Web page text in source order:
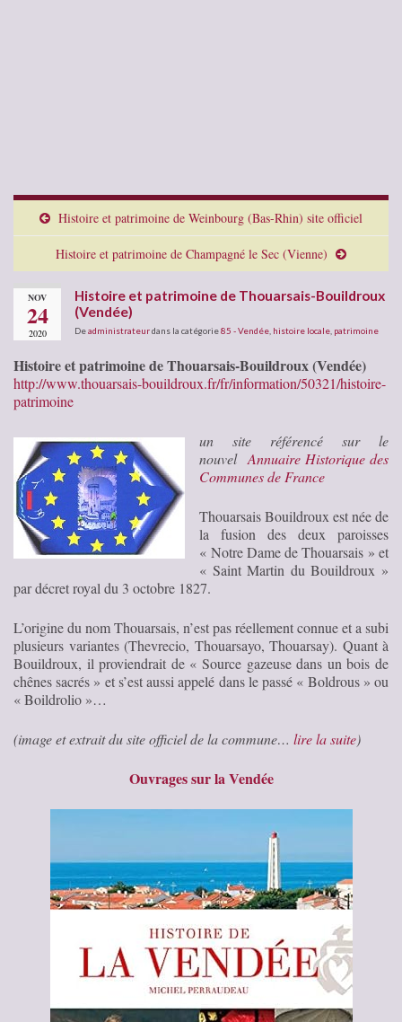
Histoire et patrimoine de Weinbourg (Bas-Rhin) site officiel
Histoire et patrimoine de Champagné le Sec (Vienne)
NOV
24
2020
Histoire et patrimoine de Thouarsais-Bouildroux
(Vendée)
Deadministrateurdans la catégorie85 - Vendée histoire locale patrimoine
Histoire et patrimoine de Thouarsais-Bouildroux (Vendée)
http://www.thouarsais-bouildroux.fr/fr/information/50321/histoire-
patrimoine
un site référencé sur le
nouvel Annuaire Historique des
Communes de France
Thouarsais Bouildroux est née de
la fusion des deux paroisses
« Notre Dame de Thouarsais » et
« Saint Martin du Bouildroux »
par décret royal du 3 octobre 1827.
L’origine du nom Thouarsais, n’est pas réellement connue et a subi
plusieurs variantes (Thevrecio, Thouarsayo, Thouarsay). Quant à
Bouildroux, il proviendrait de « Source gazeuse dans un bois de
chênes sacrés » et s’est aussi appelé dans le passé « Boldrous » ou
« Boildrolio »…
(image et extrait du site officiel de la commune… lire la suite)
Ouvrages sur la Vendée